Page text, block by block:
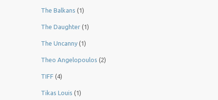
The Balkans (1)
The Daughter (1)
The Uncanny (1)
Theo Angelopoulos (2)
TIFF (4)
Tikas Louis (1)